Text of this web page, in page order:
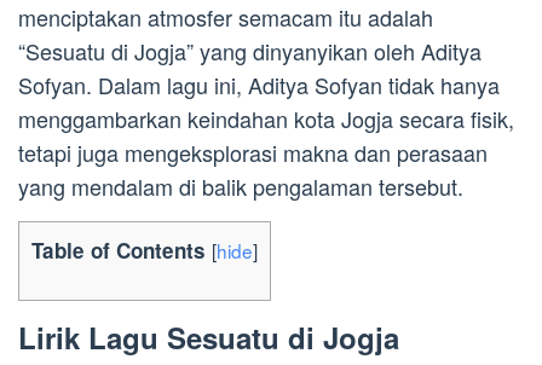
menciptakan atmosfer semacam itu adalah
“Sesuatu di Jogja” yang dinyanyikan oleh Aditya
Sofyan. Dalam lagu ini, Aditya Sofyan tidak hanya
menggambarkan keindahan kota Jogja secara fisik,
tetapi juga mengeksplorasi makna dan perasaan
yang mendalam di balik pengalaman tersebut.
Table of Contents [hide]
Lirik Lagu Sesuatu di Jogja